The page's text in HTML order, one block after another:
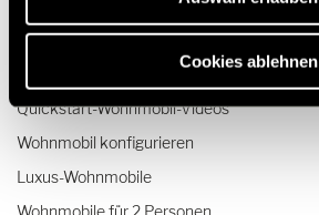
Cookies ablehnen
Wohnmobile bis 3,5 Tonnen
Quickstart-Wohnmobil-Videos
Wohnmobil konfigurieren
Luxus-Wohnmobile
Wohnmobile für 2 Personen